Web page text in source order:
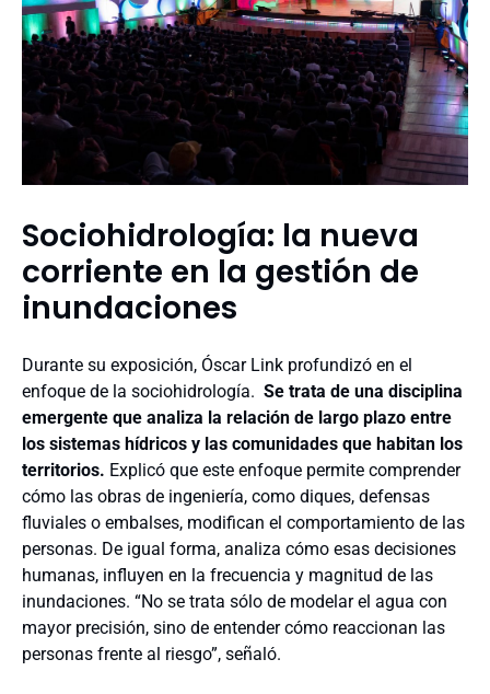
Sociohidrología: la nueva
corriente en la gestión de
inundaciones
Durante su exposición, Óscar Link profundizó en el
enfoque de la sociohidrología. Se trata de una disciplina
emergente que analiza la relación de largo plazo entre
los sistemas hídricos y las comunidades que habitan los
territorios. Explicó que este enfoque permite comprender
cómo las obras de ingeniería, como diques, defensas
fluviales o embalses, modifican el comportamiento de las
personas. De igual forma, analiza cómo esas decisiones
humanas, influyen en la frecuencia y magnitud de las
inundaciones. “No se trata sólo de modelar el agua con
mayor precisión, sino de entender cómo reaccionan las
personas frente al riesgo”, señaló.